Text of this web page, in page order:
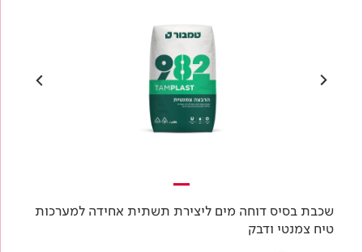
שכבת בסיס דוחה מים ליצירת תשתית אחידה למערכות
טיח צמנטי ודבק